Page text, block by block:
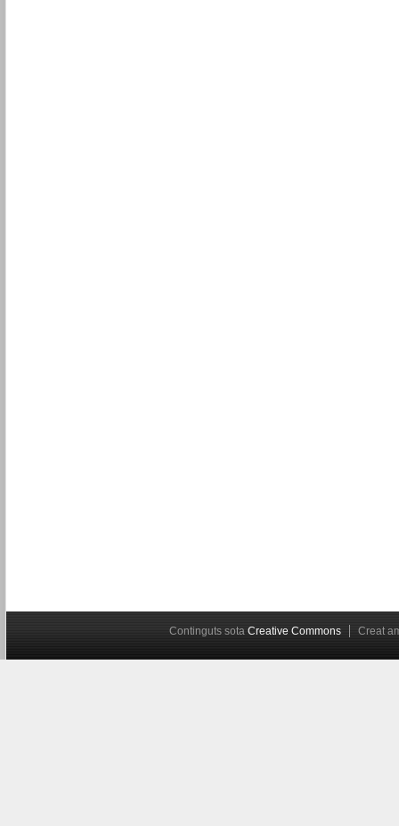
Continguts sota Creative Commons Creat